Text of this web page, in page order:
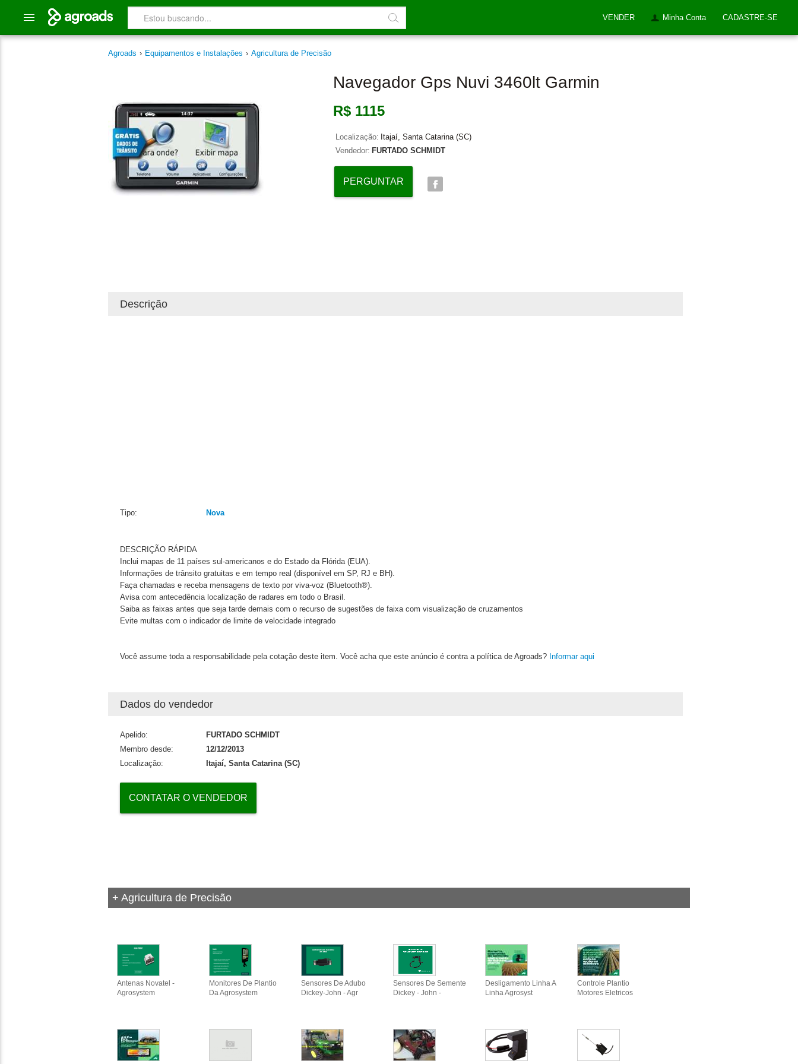
VENDER Minha Conta CADASTRE-SE
Agroads › Equipamentos e Instalações › Agricultura de Precisão
Navegador Gps Nuvi 3460lt Garmin
R$ 1115
Localização: Itajaí, Santa Catarina (SC)
Vendedor: FURTADO SCHMIDT
PERGUNTAR
Descrição
Tipo: Nova
DESCRIÇÃO RÁPIDA
Inclui mapas de 11 países sul-americanos e do Estado da Flórida (EUA).
Informações de trânsito gratuitas e em tempo real (disponível em SP, RJ e BH).
Faça chamadas e receba mensagens de texto por viva-voz (Bluetooth®).
Avisa com antecedência localização de radares em todo o Brasil.
Saiba as faixas antes que seja tarde demais com o recurso de sugestões de faixa com visualização de cruzamentos
Evite multas com o indicador de limite de velocidade integrado
Você assume toda a responsabilidade pela cotação deste item. Você acha que este anúncio é contra a política de Agroads? Informar aqui
Dados do vendedor
Apelido:
FURTADO SCHMIDT
Membro desde:
12/12/2013
Localização:
Itajaí, Santa Catarina (SC)
CONTATAR O VENDEDOR
+ Agricultura de Precisão
Antenas Novatel -
Agrosystem
Monitores De Plantio
Da Agrosystem
Sensores De Adubo
Dickey-John - Agr
Sensores De Semente
Dickey - John -
Desligamento Linha A
Linha Agrosyst
Controle Plantio
Motores Eletricos